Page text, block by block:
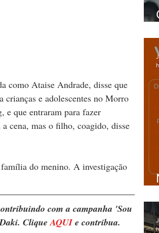
como Ataise Andrade, disse que
crianças e adolescentes no Morro
e que entraram para fazer
cena, mas o filho, coagido, disse
do menino. A investigação
com a campanha 'Sou
Clique AQUI e contribua.